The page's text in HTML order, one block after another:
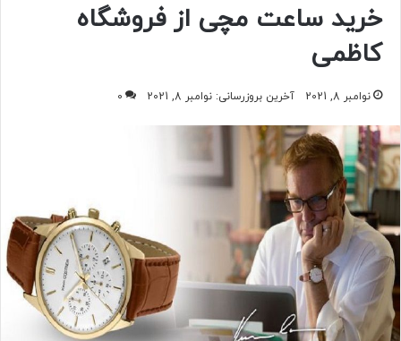
خرید ساعت مچی از فروشگاه
کاظمی
نوامبر 8, 2021 آخرین بروزرسانی: نوامبر 8, 2021 0